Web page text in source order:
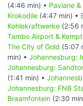
(4:46 min) • Paviane
Krokodile (4:47 min) •
Kohlekraftwerke (2:56
Tambo Airport &
The City of Gold (5:07
min) • Johannesburg:
Johannesburg:
(1:41 min) •
Johannesburg: FNB
Braamfontein (2:30